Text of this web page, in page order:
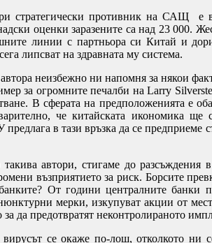
стратегически противник на САЩ е
оценки заразените са над 23 000.
линии с партньора си Китай и
липсват на здравната му система.
неизбежно ни напомня за някои
за огромните печалби на Larry
В сферата на предположенията е
че китайската икономика
в тази връзка да се предприеме
такиваавтори, стигаме до разсъждения
възприятието за риск. Борсите
От години централните банки
мерки, изкупуват акции от
да предотвратят неконтролираното
се окаже по-лош, отколкото ни